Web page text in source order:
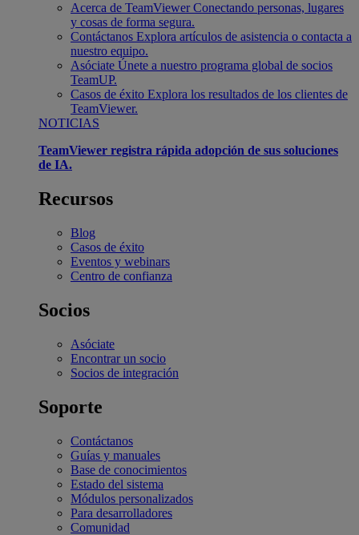
Acerca de TeamViewer Conectando personas, lugares
y cosas de forma segura.
Contáctanos Explora artículos de asistencia o contacta a
nuestro equipo.
Asóciate Únete a nuestro programa global de socios
TeamUP.
Casos de éxito Explora los resultados de los clientes de
TeamViewer.
NOTICIAS
TeamViewer registra rápida adopción de sus soluciones
de IA.
Recursos
Blog
Casos de éxito
Eventos y webinars
Centro de confianza
Socios
Asóciate
Encontrar un socio
Socios de integración
Soporte
Contáctanos
Guías y manuales
Base de conocimientos
Estado del sistema
Módulos personalizados
Para desarrolladores
Comunidad